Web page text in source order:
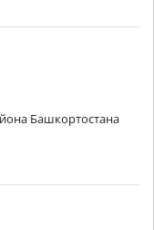
Башкортостана